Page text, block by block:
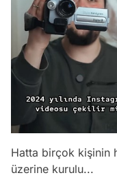
Hatta birçok kişinin
üzerine kurulu...